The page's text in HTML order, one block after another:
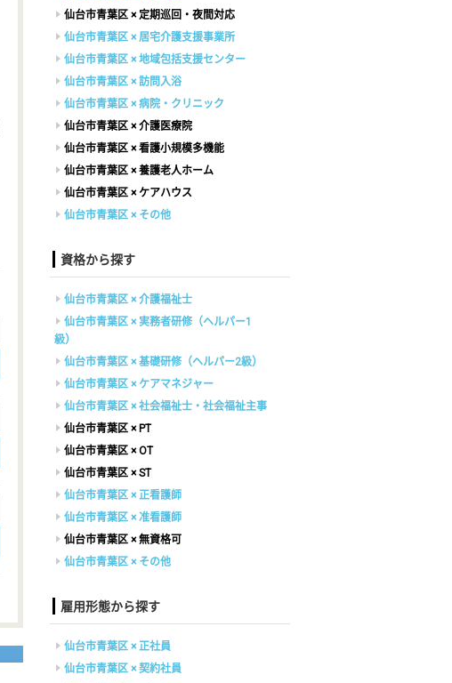
仙台市青葉区 × 定期巡回・夜間対応
仙台市青葉区 × 居宅介護支援事業所
仙台市青葉区 × 地域包括支援センター
仙台市青葉区 × 訪問入浴
仙台市青葉区 × 病院・クリニック
仙台市青葉区 × 介護医療院
仙台市青葉区 × 看護小規模多機能
仙台市青葉区 × 養護老人ホーム
仙台市青葉区 × ケアハウス
仙台市青葉区 × その他
資格から探す
仙台市青葉区 × 介護福祉士
仙台市青葉区 × 実務者研修（ヘルパー1
級）
仙台市青葉区 × 基礎研修（ヘルパー2級）
仙台市青葉区 × ケアマネジャー
仙台市青葉区 × 社会福祉士・社会福祉主事
仙台市青葉区 × PT
仙台市青葉区 × OT
仙台市青葉区 × ST
仙台市青葉区 × 正看護師
仙台市青葉区 × 准看護師
仙台市青葉区 × 無資格可
仙台市青葉区 × その他
雇用形態から探す
仙台市青葉区 × 正社員
仙台市青葉区 × 契約社員